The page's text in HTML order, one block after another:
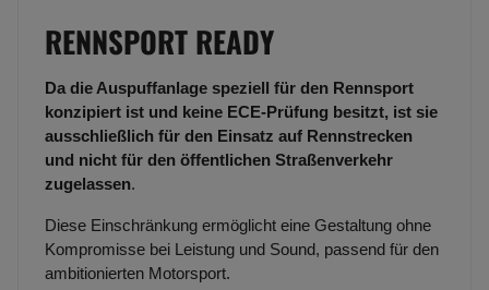
RENNSPORT READY
Da die Auspuffanlage speziell für den Rennsport
konzipiert ist und keine ECE-Prüfung besitzt, ist sie
ausschließlich für den Einsatz auf Rennstrecken
und nicht für den öffentlichen Straßenverkehr
zugelassen.
Diese Einschränkung ermöglicht eine Gestaltung ohne
Kompromisse bei Leistung und Sound, passend für den
ambitionierten Motorsport.